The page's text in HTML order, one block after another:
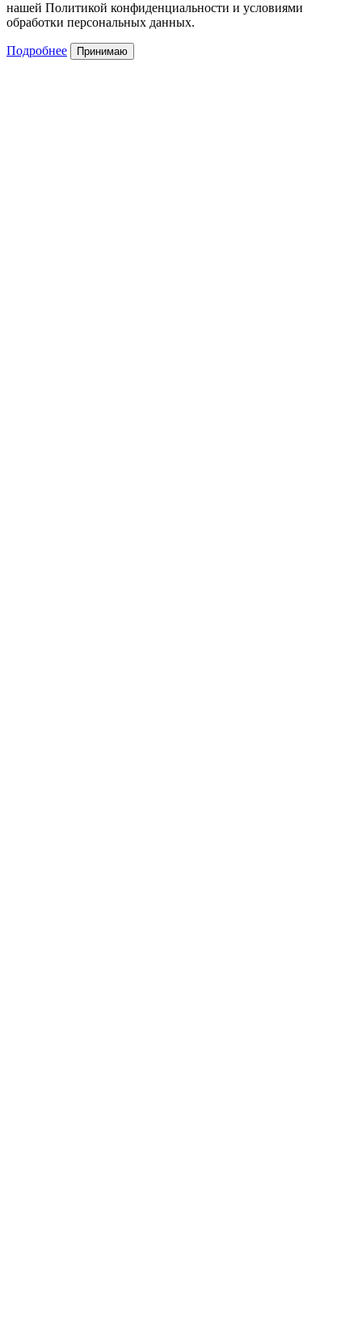
нашей Политикой конфиденциальности и условиями
обработки персональных данных.
Подробнее Принимаю